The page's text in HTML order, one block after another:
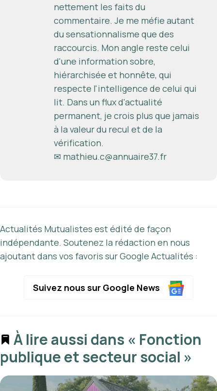
nettement les faits du
commentaire. Je me méfie autant
du sensationnalisme que des
raccourcis. Mon angle reste celui
d'une information sobre,
hiérarchisée et honnête, qui
respecte l'intelligence de celui qui
lit. Dans un flux d'actualité
permanent, je crois plus que jamais
à la valeur du recul et de la
vérification.
✉ mathieu.c@annuaire37.fr
Actualités Mutualistes est édité de façon
indépendante. Soutenez la rédaction en nous
ajoutant dans vos favoris sur Google Actualités :
Suivez nous sur Google News
À lire aussi dans « Fonction
publique et secteur social »